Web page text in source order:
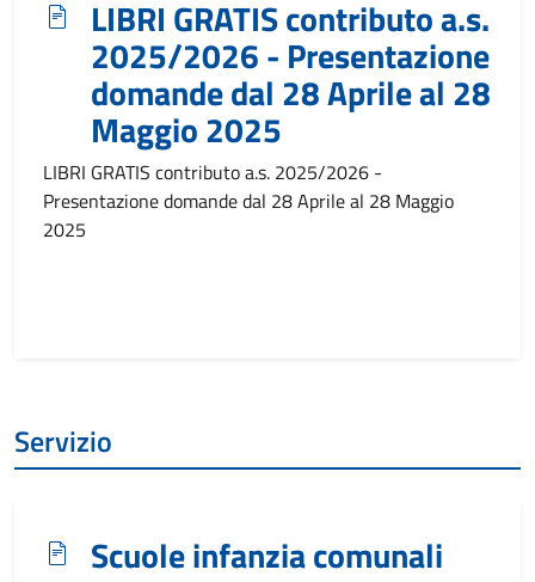
LIBRI GRATIS contributo a.s.
2025/2026 - Presentazione
domande dal 28 Aprile al 28
Maggio 2025
LIBRI GRATIS contributo a.s. 2025/2026 -
Presentazione domande dal 28 Aprile al 28 Maggio
2025
Servizio
Scuole infanzia comunali